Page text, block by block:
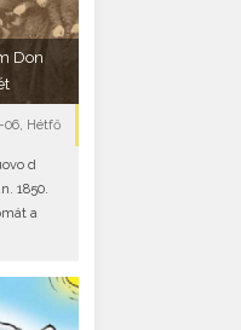
Don
06, Hétfő
d
1850.
a